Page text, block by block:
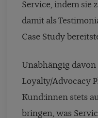
Service, indem sie
damit als
Case Study
Unabhängig davon
Loyalty/Advocacy
Kund:innen stets
bringen, was